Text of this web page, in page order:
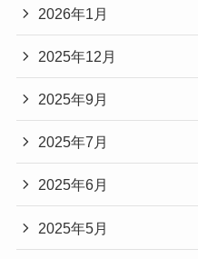
2026年1月
2025年12月
2025年9月
2025年7月
2025年6月
2025年5月